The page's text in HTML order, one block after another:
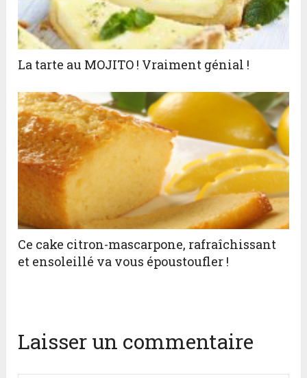
La tarte au MOJITO ! Vraiment génial !
Ce cake citron-mascarpone, rafraîchissant
et ensoleillé va vous époustoufler !
Laisser un commentaire